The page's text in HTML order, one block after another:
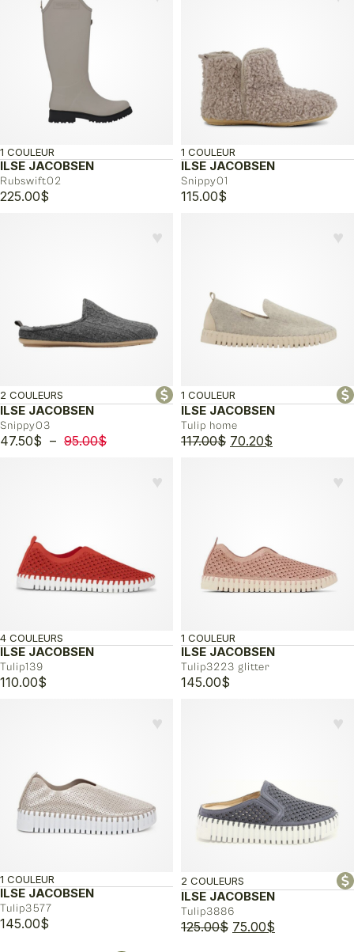
ILSE JACOBSEN
Rubswift02
1 COULEUR
225.00$
ILSE JACOBSEN
Snippy01
1 COULEUR
115.00$
♥︎
ILSE JACOBSEN
Snippy03
2 COULEURS
47.50$ – 95.00$Plage
♥︎
ILSE JACOBSEN
Tulip home
1 COULEUR
117.00$ Le
70.20$
♥︎
ILSE JACOBSEN
Tulip139
4 COULEURS
110.00$
♥︎
ILSE JACOBSEN
Tulip3223 glitter
1 COULEUR
145.00$
♥︎
ILSE JACOBSEN
Tulip3577
1 COULEUR
145.00$
♥︎
ILSE JACOBSEN
Tulip3886
2 COULEURS
125.00$ Le
75.00$